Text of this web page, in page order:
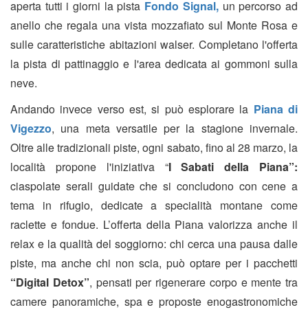
aperta tutti i giorni la pista Fondo Signal,un percorso ad
anello che regala una vista mozzafiato sul Monte Rosa e
sulle caratteristiche abitazioni walser. Completano l'offerta
la pista di pattinaggio e l'area dedicata ai gommoni sulla
neve.
Andando invece verso est, si può esplorare la Piana di
Vigezzo, una meta versatile per la stagione invernale.
Oltre alle tradizionali piste, ogni sabato, fino al 28 marzo, la
località propone l'iniziativa “I Sabati della Piana”:
ciaspolate serali guidate che si concludono con cene a
tema in rifugio, dedicate a specialità montane come
raclette e fondue. L’offerta della Piana valorizza anche il
relax e la qualità del soggiorno: chi cerca una pausa dalle
piste, ma anche chi non scia, può optare per i pacchetti
“Digital Detox”, pensati per rigenerare corpo e mente tra
camere panoramiche, spa e proposte enogastronomiche